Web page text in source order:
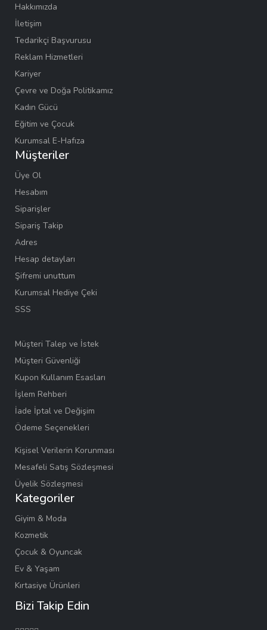
Hakkımızda
İletişim
Tedarikçi Başvurusu
Reklam Hizmetleri
Kariyer
Çevre ve Doğa Politikamız
Kadın Gücü
Eğitim ve Çocuk
Kurumsal E-Hafıza
Müşteriler
Üye Ol
Hesabım
Siparişler
Sipariş Takip
Adres
Hesap detayları
Şifremi unuttum
Kurumsal Hediye Çeki
SSS
Müşteri Talep ve İstek
Müşteri Güvenliği
Kupon Kullanım Esasları
İşlem Rehberi
İade İptal ve Değişim
Ödeme Seçenekleri
Kişisel Verilerin Korunması
Mesafeli Satış Sözleşmesi
Üyelik Sözleşmesi
Kategoriler
Giyim & Moda
Kozmetik
Çocuk & Oyuncak
Ev & Yaşam
Kırtasiye Ürünleri
Bizi Takip Edin